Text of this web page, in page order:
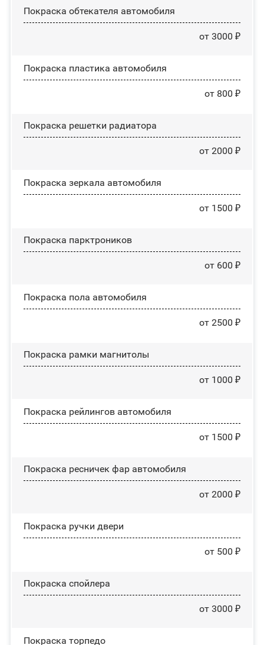
Покраска обтекателя автомобиля
от 3000 ₽
Покраска пластика автомобиля
от 800 ₽
Покраска решетки радиатора
от 2000 ₽
Покраска зеркала автомобиля
от 1500 ₽
Покраска парктроников
от 600 ₽
Покраска пола автомобиля
от 2500 ₽
Покраска рамки магнитолы
от 1000 ₽
Покраска рейлингов автомобиля
от 1500 ₽
Покраска ресничек фар автомобиля
от 2000 ₽
Покраска ручки двери
от 500 ₽
Покраска спойлера
от 3000 ₽
Покраска торпедо